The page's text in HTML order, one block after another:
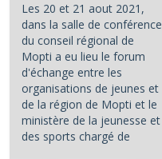
Les 20 et 21 aout 2021,
dans la salle de conférence
du conseil régional de
Mopti a eu lieu le forum
d'échange entre les
organisations de jeunes et
de la région de Mopti et le
ministère de la jeunesse et
des sports chargé de